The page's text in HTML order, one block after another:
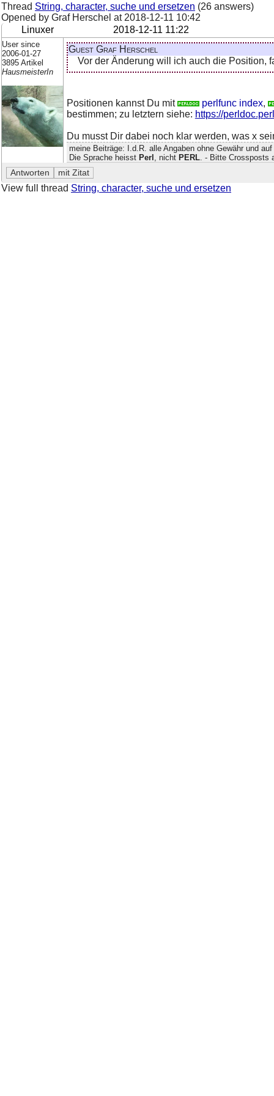
Thread String, character, suche und ersetzen (26 answers)
Opened by Graf Herschel at 2018-12-11 10:42
Linuxer
2018-12-11 11:22
User since
2006-01-27
3895 Artikel
HausmeisterIn
Guest Graf Herschel
Vor der Änderung will ich auch die Position,
Positionen kannst Du mit perlfunc index,
bestimmen; zu letztern siehe: https://
Du musst Dir dabei noch klar werden, was x
meine Beiträge: I.d.R. alle Angaben ohne Gewähr und
Die Sprache heisst Perl , nicht PERL. - Bitte Crossposts
View full thread String, character, suche und ersetzen